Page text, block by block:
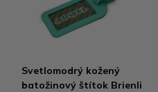
Svetlomodrý kožený
batožinový štítok Brienli